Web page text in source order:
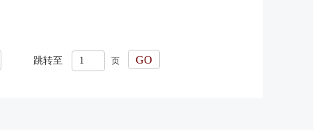
跳转至 页